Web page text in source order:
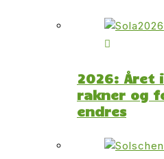
2026: Året
rakner og
endres